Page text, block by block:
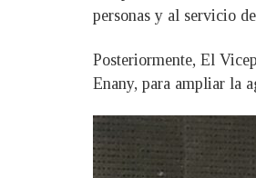
personas y al servicio
Posteriormente, El
Enany, para ampliar la